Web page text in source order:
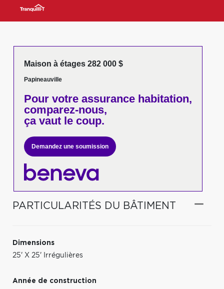
Maison à étages 282 000 $
Papineauville
Pour votreassurance habitation,
comparez-nous,
ça vaut le coup.
Demandez une soumission
PARTICULARITÉS DU BÂTIMENT
Dimensions
25' X 25' Irrégulières
Année de construction